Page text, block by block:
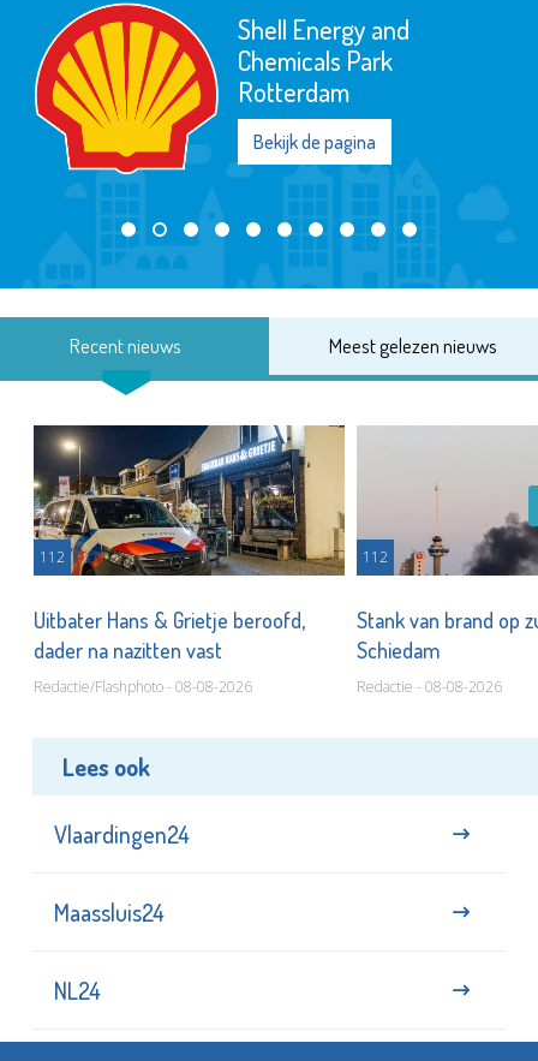
Shell Energy and
Chemicals Park
Rotterdam
Bekijk de pagina
Recent nieuws Meest gelezen nieuws
112
Uitbater Hans & Grietje beroofd,
dader na nazitten vast
Redactie/Flashphoto - 08-08-2026
112
Stank van brand op
Schiedam
Redactie - 08-08-2026
Lees ook
Vlaardingen24
Maassluis24
NL24